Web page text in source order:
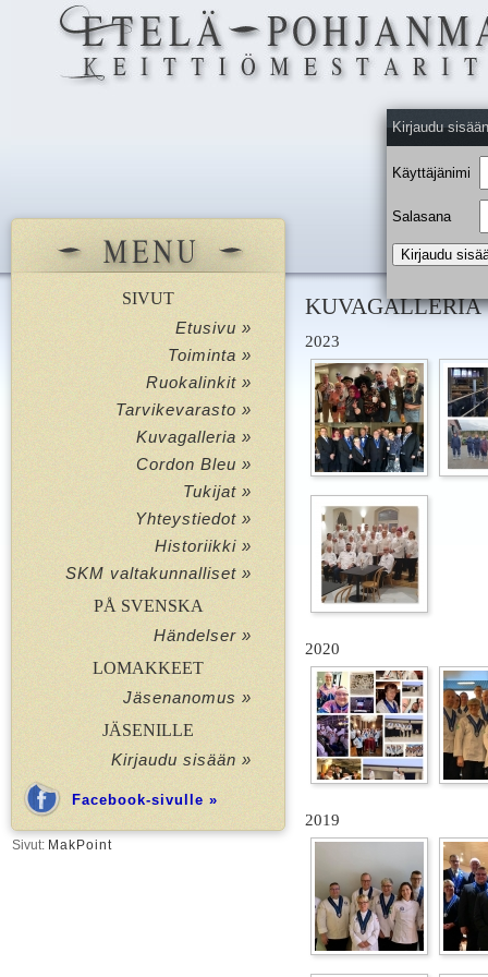
SIVUT
Etusivu »
Toiminta »
Ruokalinkit »
Tarvikevarasto »
Kuvagalleria »
Cordon Bleu »
Tukijat »
Yhteystiedot »
Historiikki »
SKM valtakunnalliset »
PÅ SVENSKA
Händelser »
LOMAKKEET
Jäsenanomus »
JÄSENILLE
Kirjaudu sisään »
Facebook-sivulle »
Sivut: MakPoint
Kirjaudu sisään
Käyttäjänimi
Salasana
KUVAGALLERIA
2023
2020
2019